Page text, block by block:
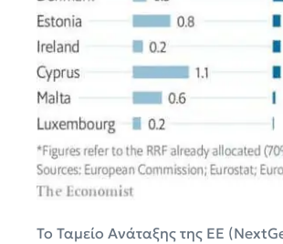
Το Ταμείο Ανάταξης της ΕΕ